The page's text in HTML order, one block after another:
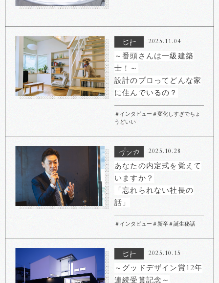
2025.11.04
～番頭さんは一級建築
士！～
設計のプロってどんな家
に住んでいるの？
＃インタビュー ＃変化しすぎでちょ
うどいい
2025.10.28
あなたの内定式を覚えて
いますか？
「忘れられない社長の
話」
＃インタビュー ＃新卒＃誕生秘話
2025.10.15
～グッドデザイン賞12年
連続受賞記念～